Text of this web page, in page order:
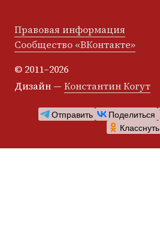
Правовая информация
Сообщество «ВКонтакте»
© 2011–2026
Дизайн — Константин Когут
Отправить Поделиться
Класснуть